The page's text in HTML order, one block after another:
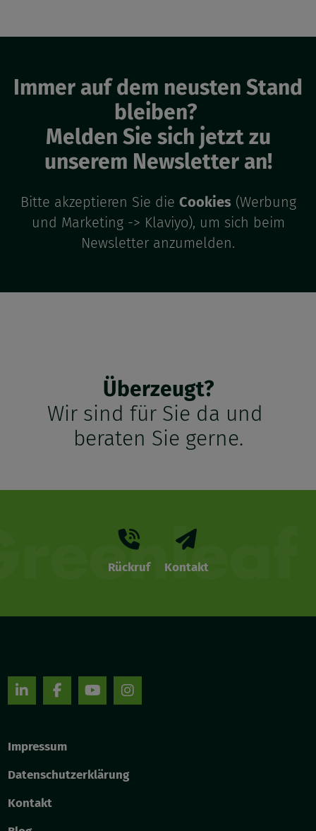
Immer auf dem neusten Stand
bleiben?
Melden Sie sich jetzt zu
unserem Newsletter an!
Bitte akzeptieren Sie die Cookies(Werbung
und Marketing -> Klaviyo), um sich beim
Newsletter anzumelden.
Überzeugt?
Wir sind für Sie da und
beraten Sie gerne.
Rückruf Kontakt
Impressum
Datenschutzerklärung
Kontakt